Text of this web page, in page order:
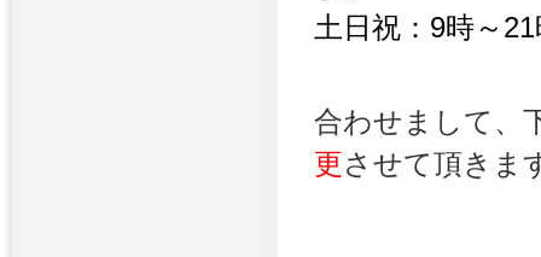
土日祝：9時～
合わせまして、
更させて頂きま